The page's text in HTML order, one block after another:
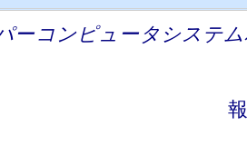
ーコンピュータシステ